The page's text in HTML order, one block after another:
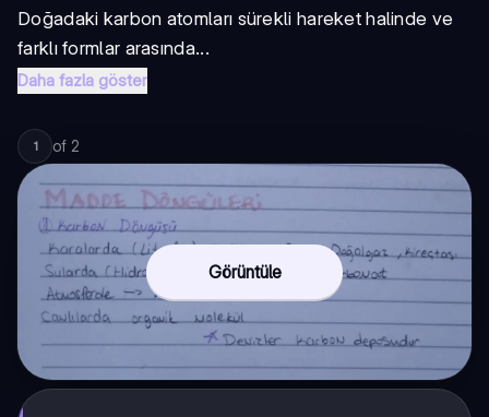
Doğadaki karbon atomları sürekli hareket halinde ve
farklı formlar arasında...
Daha fazla göster
1 of 2
Görüntüle